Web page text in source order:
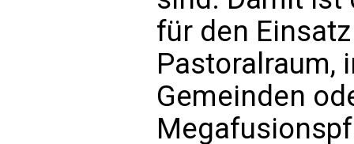
für den Einsatz
Gemeinden